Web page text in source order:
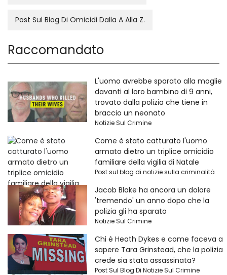
Post Sul Blog Di Omicidi Dalla A Alla Z.
Raccomandato
L'uomo avrebbe sparato alla moglie
davanti al loro bambino di 9 anni,
trovato dalla polizia che tiene in
braccio un neonato
Notizie Sul Crimine
Come è stato catturato l'uomo
armato dietro un triplice omicidio
familiare della vigilia di Natale
Post sul blog di notizie sulla criminalità
Jacob Blake ha ancora un dolore
'tremendo' un anno dopo che la
polizia gli ha sparato
Notizie Sul Crimine
Chi è Heath Dykes e come faceva a
sapere Tara Grinstead, che la polizia
crede sia stata assassinata?
Post Sul Blog Di Notizie Sul Crimine